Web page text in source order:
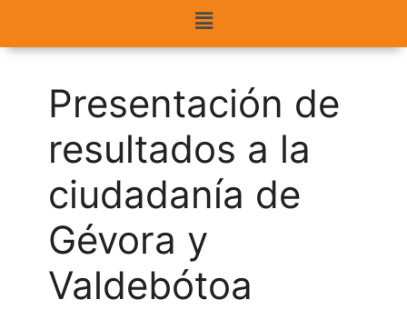
Presentación de
resultados a la
ciudadanía de
Gévora y
Valdebótoa